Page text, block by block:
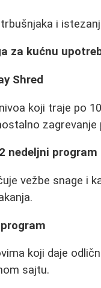
i
za kućnu
Shred
koji traje po
zagrevanje
nedeljni program
vežbe snage i
koji daje
sajtu.